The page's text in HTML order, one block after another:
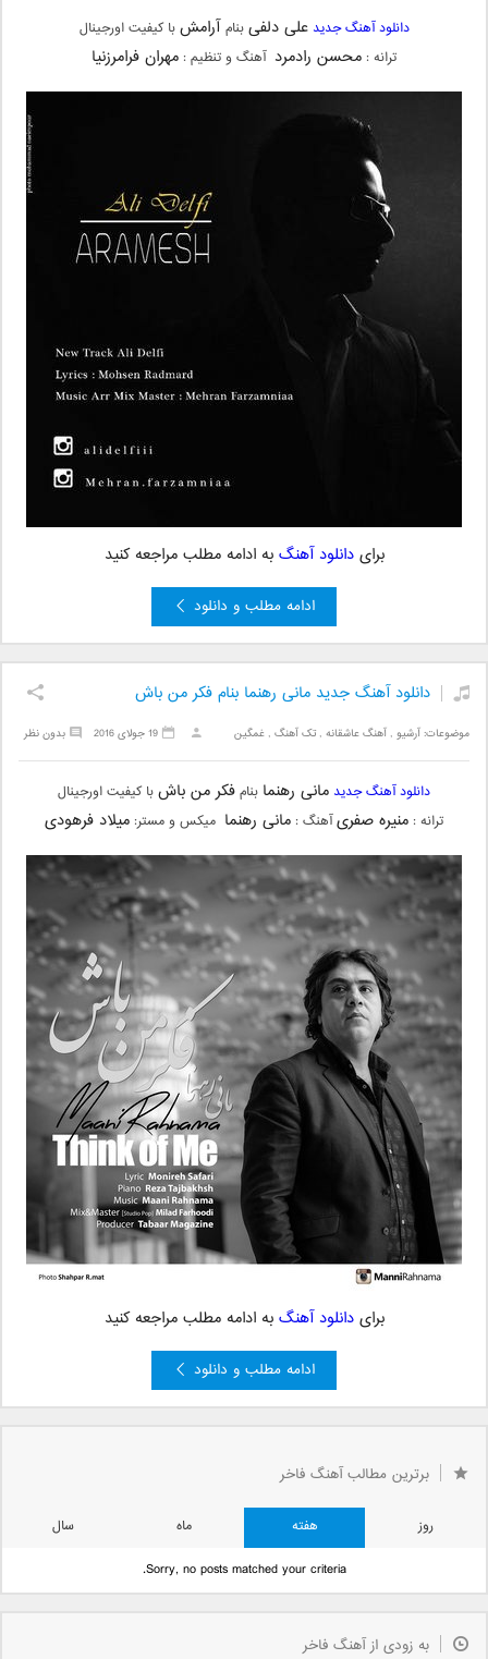
دانلود آهنگ جدید علی دلفیبنامآرامشبا کیفیت اورجینال
ترانه : محسن رادمرد آهنگ و تنظیم : مهران فرامرزنیا
برایدانلود آهنگ به ادامه مطلب مراجعه کنید
ادامه مطلب و دانلود
دانلود آهنگ جدید مانی رهنما بنام فکر من باش
موضوعات:آرشیو ,آهنگ عاشقانه ,تک آهنگ ,غمگین بدون نظر 19 جولای 2016
دانلود آهنگ جدید مانی رهنما بنامفکر من باشبا کیفیت اورجینال
ترانه : منیره صفریآهنگ : مانی رهنما میکس و مستر: میلاد فرهودی
برایدانلود آهنگ به ادامه مطلب مراجعه کنید
ادامه مطلب و دانلود
برترین مطالب آهنگ فاخر
روز هفته ماه
سال
Sorry, no posts matched your criteria.
به زودی از آهنگ فاخر